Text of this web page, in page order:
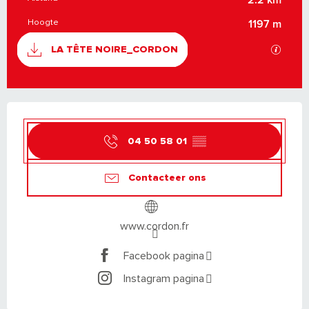
Hoogte 1197 m
DOCUMENTATIE
LA TÊTE NOIRE_CORDON Met
04 50 58 01 ▒▒
Contacteer ons
www.cordon.fr
Facebook pagina
Instagram pagina